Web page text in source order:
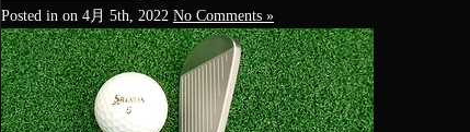
Posted in on 4月 5th, 2022 No Comments »